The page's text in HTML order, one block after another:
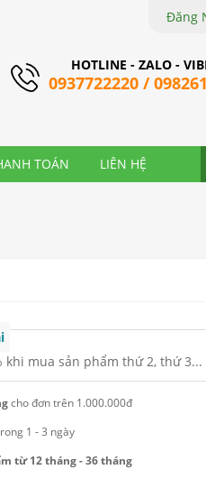
Đăng
HOTLINE - ZALO -
0937722220 /
TOÁN LIÊN HỆ
khi mua sản phẩm thứ 2, thứ
cho đơn trên 1.000.000đ
1 - 3 ngày
từ 12 tháng - 36 tháng